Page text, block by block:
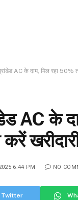
AC के दाम, मिल रहा 50%
AC के
6:44 PM NO
Twitter